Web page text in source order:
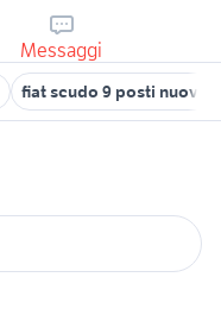
Messaggi
fiat scudo 9 posti nuovo